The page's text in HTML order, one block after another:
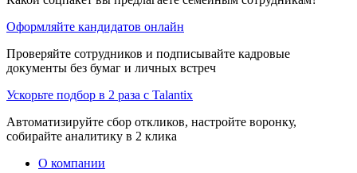
Оформляйте кандидатов онлайн
Проверяйте сотрудников и подписывайте кадровые
документы без бумаг и личных встреч
Ускорьте подбор в 2 раза с Talantix
Автоматизируйте сбор откликов, настройте воронку,
собирайте аналитику в 2 клика
О компании